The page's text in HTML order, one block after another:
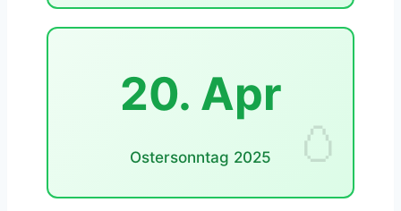
20. Apr
Ostersonntag 2025